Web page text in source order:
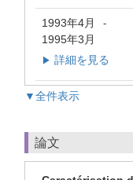
1993年4月 -
1995年3月
▶ 詳細を見る
▼全件表示
論文